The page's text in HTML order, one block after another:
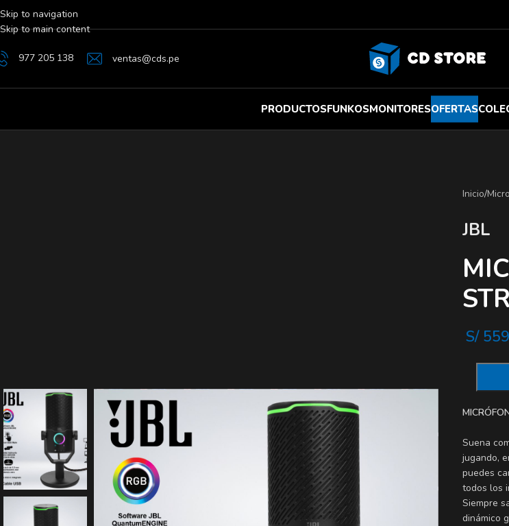
Skip to navigation
Skip to main content
977 205 138 ventas@cds.pe
PRODUCTOSFUNKOSMONITORESOFERTAS
Inicio/
JBL
S/
Suena
jugando,
puedes
todos los
Siempre
dinámico